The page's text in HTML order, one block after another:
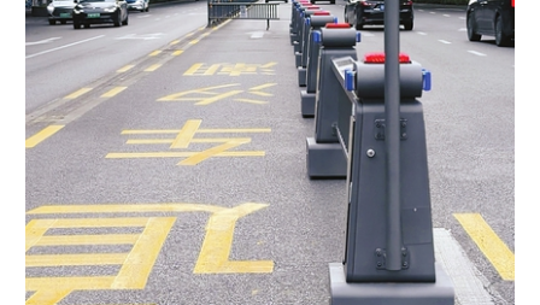
文化产业
地方频道
北京 天津 河北 山西
辽宁 吉林 上海 江苏
浙江 安徽 福建 江西